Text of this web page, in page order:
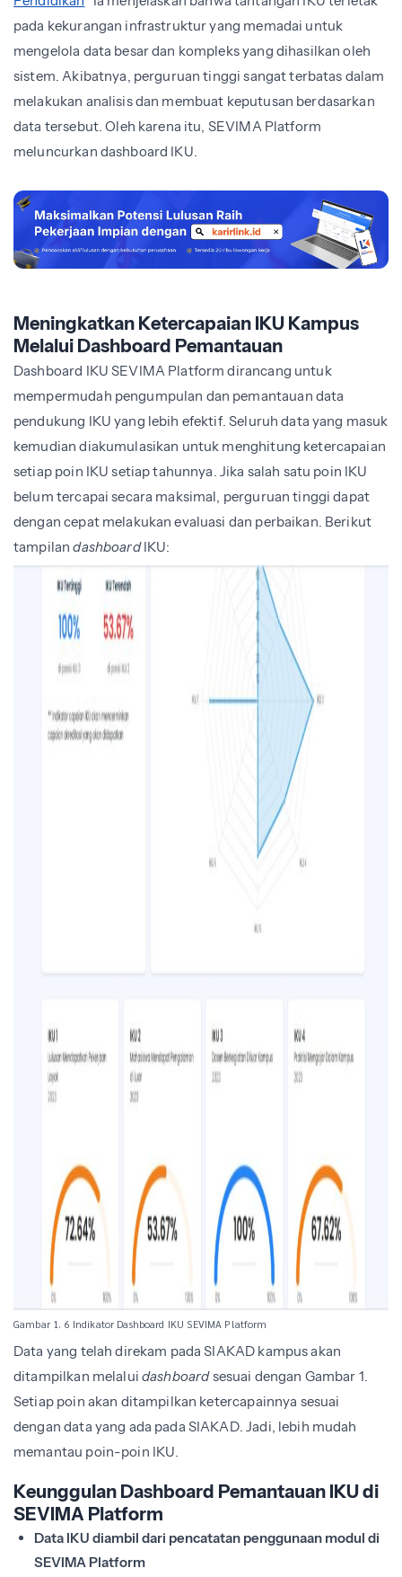
pada kekurangan infrastruktur yang memadai untuk
mengelola data besar dan kompleks yang dihasilkan oleh
sistem. Akibatnya, perguruan tinggi sangat terbatas dalam
melakukan analisis dan membuat keputusan berdasarkan
data tersebut. Oleh karena itu, SEVIMA Platform
meluncurkan dashboard IKU.
Meningkatkan Ketercapaian IKU Kampus
Melalui Dashboard Pemantauan
Dashboard IKU SEVIMA Platform dirancang untuk
mempermudah pengumpulan dan pemantauan data
pendukung IKU yang lebih efektif. Seluruh data yang masuk
kemudian diakumulasikan untuk menghitung ketercapaian
setiap poin IKU setiap tahunnya. Jika salah satu poin IKU
belum tercapai secara maksimal, perguruan tinggi dapat
dengan cepat melakukan evaluasi dan perbaikan. Berikut
tampilandashboardIKU:
Gambar 1. 6 Indikator Dashboard IKU SEVIMA Platform
Data yang telah direkam pada SIAKAD kampus akan
ditampilkan melalui dashboardsesuai dengan Gambar 1.
Setiap poin akan ditampilkan ketercapainnya sesuai
dengan data yang ada pada SIAKAD. Jadi, lebih mudah
memantau poin-poin IKU.
Keunggulan Dashboard Pemantauan IKU di
SEVIMA Platform
Data IKU diambil dari pencatatan penggunaan modul di
SEVIMA Platform